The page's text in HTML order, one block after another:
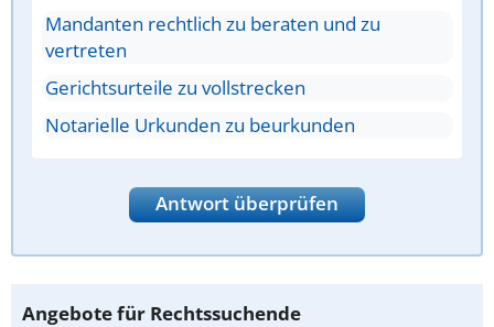
Mandanten rechtlich zu beraten und zu
vertreten
Gerichtsurteile zu vollstrecken
Notarielle Urkunden zu beurkunden
Antwort überprüfen
Angebote für Rechtssuchende